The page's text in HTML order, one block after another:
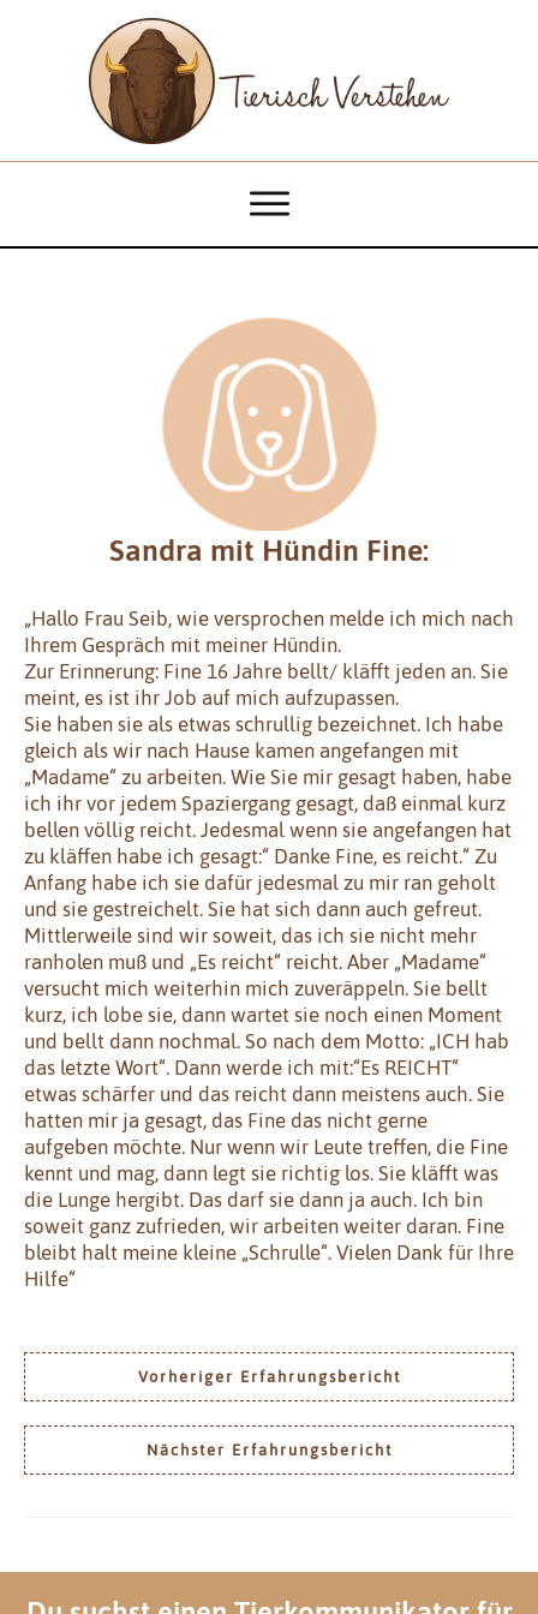
Sandra mit Hündin Fine:
„Hallo Frau Seib, wie versprochen melde ich mich nach
Ihrem Gespräch mit meiner Hündin.
Zur Erinnerung: Fine 16 Jahre bellt/ kläfft jeden an. Sie
meint, es ist ihr Job auf mich aufzupassen.
Sie haben sie als etwas schrullig bezeichnet. Ich habe
gleich als wir nach Hause kamen angefangen mit
„Madame“ zu arbeiten. Wie Sie mir gesagt haben, habe
ich ihr vor jedem Spaziergang gesagt, daß einmal kurz
bellen völlig reicht. Jedesmal wenn sie angefangen hat
zu kläffen habe ich gesagt:“ Danke Fine, es reicht.“ Zu
Anfang habe ich sie dafür jedesmal zu mir ran geholt
und sie gestreichelt. Sie hat sich dann auch gefreut.
Mittlerweile sind wir soweit, das ich sie nicht mehr
ranholen muß und „Es reicht“ reicht. Aber „Madame“
versucht mich weiterhin mich zuveräppeln. Sie bellt
kurz, ich lobe sie, dann wartet sie noch einen Moment
und bellt dann nochmal. So nach dem Motto: „ICH hab
das letzte Wort“. Dann werde ich mit:“Es REICHT“
etwas schärfer und das reicht dann meistens auch. Sie
hatten mir ja gesagt, das Fine das nicht gerne
aufgeben möchte. Nur wenn wir Leute treffen, die Fine
kennt und mag, dann legt sie richtig los. Sie kläfft was
die Lunge hergibt. Das darf sie dann ja auch. Ich bin
soweit ganz zufrieden, wir arbeiten weiter daran. Fine
bleibt halt meine kleine „Schrulle“. Vielen Dank für Ihre
Hilfe“
Vorheriger Erfahrungsbericht
Nächster Erfahrungsbericht